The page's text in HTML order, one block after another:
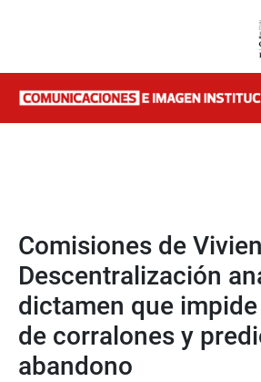
Comisiones de
Descentralización
dictamen que
de corralones y
abandono